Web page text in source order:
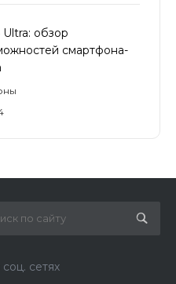
Ultra: обзор
смартфона-
сетях